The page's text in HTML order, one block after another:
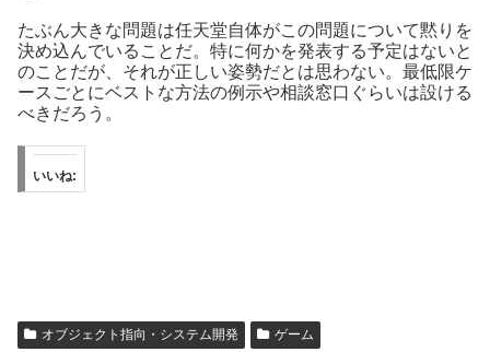
たぶん大きな問題は任天堂自体がこの問題について黙りを
決め込んでいることだ。特に何かを発表する予定はないと
のことだが、それが正しい姿勢だとは思わない。最低限ケ
ースごとにベストな方法の例示や相談窓口ぐらいは設ける
べきだろう。
いいね:
オブジェクト指向・システム開発 ゲーム